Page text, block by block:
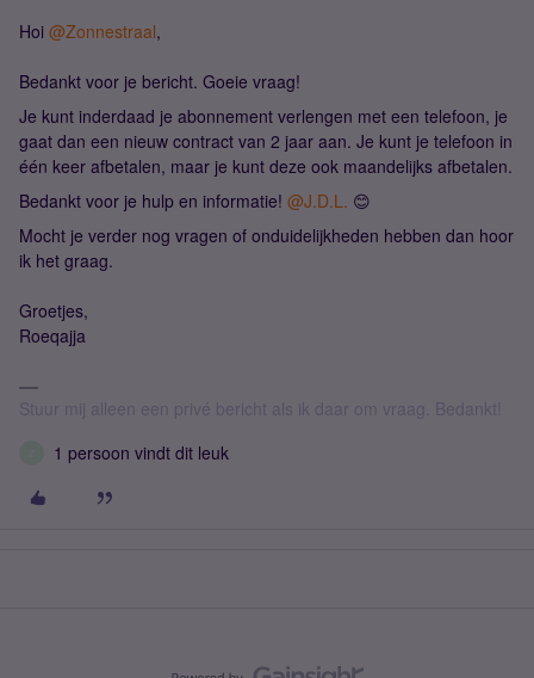
Hoi @Zonnestraal,
Bedankt voor je bericht. Goeie vraag!
Je kunt inderdaad je abonnement verlengen met een telefoon, je
gaat dan een nieuw contract van 2 jaar aan. Je kunt je telefoon in
één keer afbetalen, maar je kunt deze ook maandelijks afbetalen.
Bedankt voor je hulp en informatie! @J.D.L. 😊
Mocht je verder nog vragen of onduidelijkheden hebben dan hoor
ik het graag.
Groetjes,
Roeqajja
Stuur mij alleen een privé bericht als ik daar om vraag. Bedankt!
1 persoon vindt dit leuk